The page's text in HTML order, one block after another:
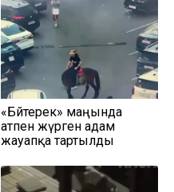
«Бәйтерек» маңында
атпен жүрген адам
жауапқа тартылды